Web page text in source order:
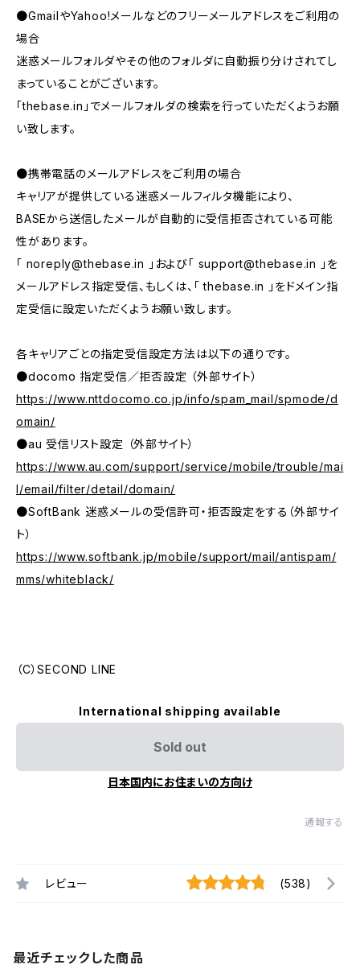
●GmailやYahoo!メールなどのフリーメールアドレスをご利用の
場合
迷惑メールフォルダやその他のフォルダに自動振り分けされてし
まっていることがございます。
「thebase.in」でメールフォルダの検索を行っていただくようお願
い致します。
●携帯電話のメールアドレスをご利用の場合
キャリアが提供している迷惑メールフィルタ機能により、
BASEから送信したメールが自動的に受信拒否されている可能
性があります。
「 noreply@thebase.in 」および「 support@thebase.in
」を
メールアドレス指定受信、もしくは、「 thebase.in 」をドメイン指
定受信に設定いただくようお願い致します。
各キャリアごとの指定受信設定方法は以下の通りです。
●docomo 指定受信／拒否設定 （外部サイト）
https://www.nttdocomo.co.jp/info/spam_mail/spmode/d
omain/
●au 受信リスト設定 （外部サイト）
https://www.au.com/support/service/mobile/trouble/mai
l/email/filter/detail/domain/
●SoftBank 迷惑メールの受信許可・拒否設定をする（外部サイ
ト）
https://www.softbank.jp/mobile/support/mail/antispam/
mms/whiteblack/
（C）SECOND LINE
International shipping available
Sold out
日本国内にお住まいの方向け
通報する
レビュー (538)
最近チェックした商品